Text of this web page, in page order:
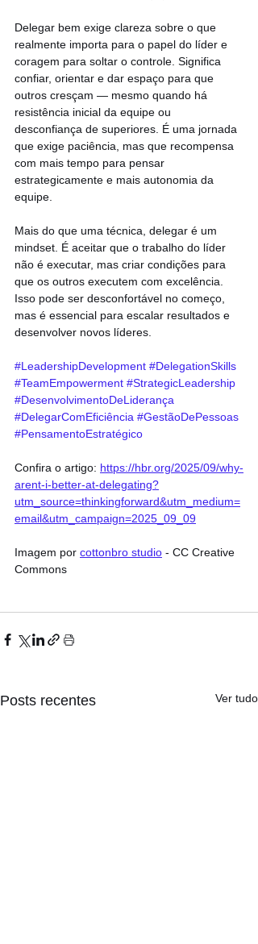
Delegar bem exige clareza sobre o que
realmente importa para o papel do líder e
coragem para soltar o controle. Significa
confiar, orientar e dar espaço para que
outros cresçam — mesmo quando há
resistência inicial da equipe ou
desconfiança de superiores. É uma jornada
que exige paciência, mas que recompensa
com mais tempo para pensar
estrategicamente e mais autonomia da
equipe.
Mais do que uma técnica, delegar é um
mindset. É aceitar que o trabalho do líder
não é executar, mas criar condições para
que os outros executem com excelência.
Isso pode ser desconfortável no começo,
mas é essencial para escalar resultados e
desenvolver novos líderes.
#LeadershipDevelopment #DelegationSkills
#TeamEmpowerment #StrategicLeadership
#DesenvolvimentoDeLiderança
#DelegarComEficiência #GestãoDePessoas
#PensamentoEstratégico
Confira o artigo: https://hbr.org/2025/09/why-
arent-i-better-at-delegating?
utm_source=thinkingforward&utm_medium=
email&utm_campaign=2025_09_09
Imagem por cottonbro studio - CC Creative
Commons
Posts recentes Ver tudo